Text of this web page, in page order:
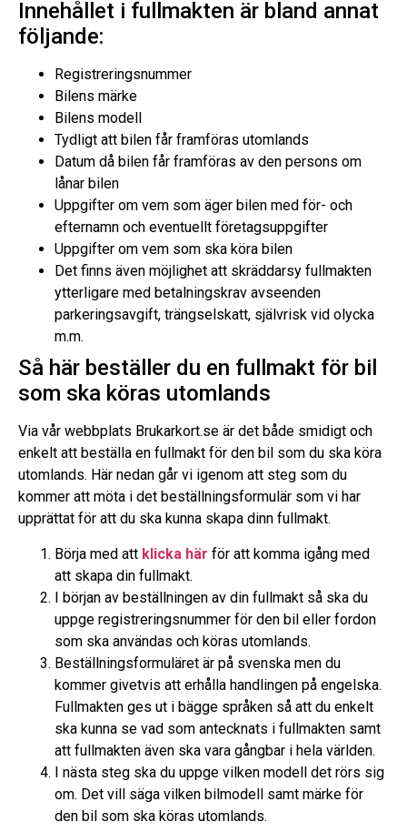
Innehållet i fullmakten är bland annat
följande:
Registreringsnummer
Bilens märke
Bilens modell
Tydligt att bilen får framföras utomlands
Datum då bilen får framföras av den persons om
lånar bilen
Uppgifter om vem som äger bilen med för- och
efternamn och eventuellt företagsuppgifter
Uppgifter om vem som ska köra bilen
Det finns även möjlighet att skräddarsy fullmakten
ytterligare med betalningskrav avseenden
parkeringsavgift, trängselskatt, självrisk vid olycka
m.m.
Så här beställer du en fullmakt för bil
som ska köras utomlands
Via vår webbplats Brukarkort.se är det både smidigt och
enkelt att beställa en fullmakt för den bil som du ska köra
utomlands. Här nedan går vi igenom att steg som du
kommer att möta i det beställningsformulär som vi har
upprättat för att du ska kunna skapa dinn fullmakt.
Börja med att klicka här för att komma igång med
att skapa din fullmakt.
I början av beställningen av din fullmakt så ska du
uppge registreringsnummer för den bil eller fordon
som ska användas och köras utomlands.
Beställningsformuläret är på svenska men du
kommer givetvis att erhålla handlingen på engelska.
Fullmakten ges ut i bägge språken så att du enkelt
ska kunna se vad som antecknats i fullmakten samt
att fullmakten även ska vara gångbar i hela världen.
I nästa steg ska du uppge vilken modell det rörs sig
om. Det vill säga vilken bilmodell samt märke för
den bil som ska köras utomlands.